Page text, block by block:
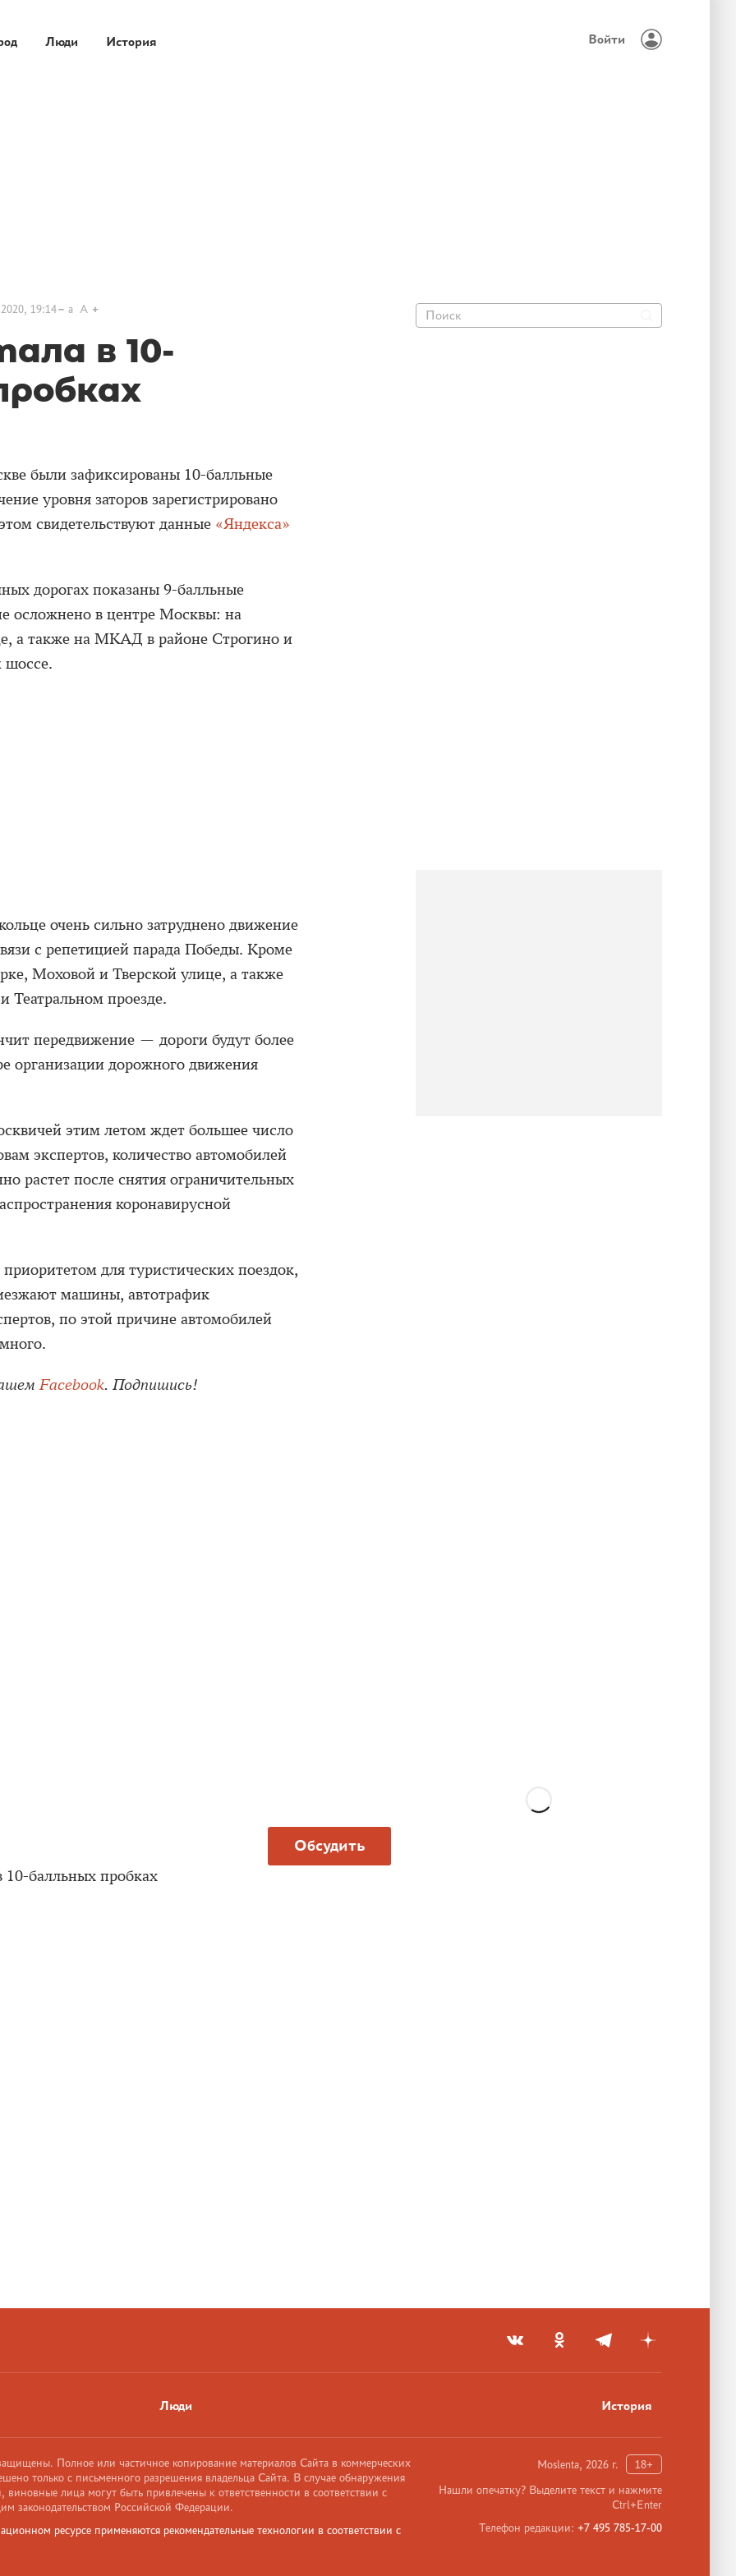
Люди История Войти
19:14 a A
в 10-
были зафиксированы 10-балльные
уровня заторов зарегистрировано
свидетельствуют данные «Яндекса»
дорогах показаны 9-балльные
осложнено в центре Москвы: на
а также на МКАД в районе Строгино и
шоссе.
очень сильно затруднено движение
с репетицией парада Победы. Кроме
Моховой и Тверской улице, а также
Театральном проезде.
передвижение — дороги будут более
организации дорожного движения
этим летом ждет большее число
экспертов, количество автомобилей
растет после снятия ограничительных
коронавирусной
для туристических поездок,
машины, автотрафик
по этой причине автомобилей
Facebook. Подпишись!
Обсудить
10-балльных пробках
Люди История
Moslenta, 2026 г.
18+
Нашли опечатку? Выделите текст и нажмите
Ctrl+Enter
Телефон редакции: +7 495 785-17-00
Полное или частичное копирование материалов Сайта в коммерческих
только с письменного разрешения владельца Сайта. В случае обнаружения
виновные лица могут быть привлечены к ответственности в соответствии с
законодательством Российской Федерации.
ресурсе применяются рекомендательные технологии в соответствии с